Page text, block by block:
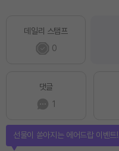
데일리 스탬프
0
댓글
1
선물이 쏟아지는 에어드랍 이벤트!